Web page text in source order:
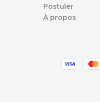
Postuler
À propos